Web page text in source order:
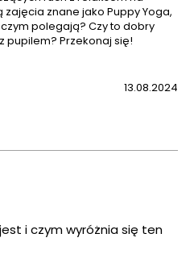
znane jako Puppy Yoga,
polegają? Czy to dobry
pupilem? Przekonaj się!
13.08.2024
i czym wyróżnia się ten